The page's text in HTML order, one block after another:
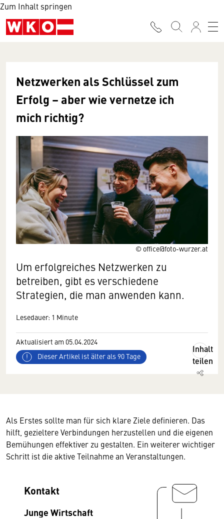
Zum Inhalt springen
© office@foto-wurzer.at
Netzwerken als Schlüssel zum
Erfolg – aber wie vernetze ich
mich richtig?
Um erfolgreiches Netzwerken zu
betreiben, gibt es verschiedene
Strategien, die man anwenden kann.
Lesedauer: 1 Minute
Aktualisiert am 05.04.2024
Dieser Artikel ist älter als 90 Tage
Inhalt
teilen
Als Erstes sollte man für sich klare Ziele definieren. Das
hilft, gezieltere Verbindungen herzustellen und die eigenen
Bemühungen effektiver zu gestalten. Ein weiterer wichtiger
Schritt ist die aktive Teilnahme an Veranstaltungen.
Kontakt
Junge Wirtschaft